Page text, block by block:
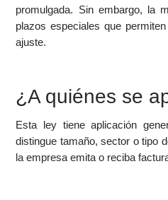
promulgada. Sin embargo, la
plazos especiales que
ajuste.
¿A quiénes se
Esta ley tiene aplicación
distingue tamaño, sector o tipo
la empresa emita o reciba